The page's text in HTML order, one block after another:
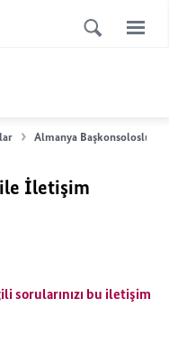
Almanya Başkonsolosluğu
İletişim
sorularınızı bu iletişim